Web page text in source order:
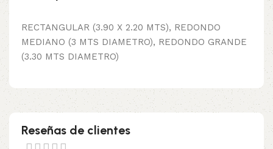
RECTANGULAR (3.90 X 2.20 MTS), REDONDO
MEDIANO (3 MTS DIAMETRO), REDONDO GRANDE
(3.30 MTS DIAMETRO)
Reseñas de clientes